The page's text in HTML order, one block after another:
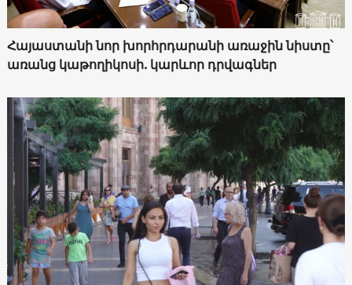
Հայաստանի նոր խորհրդարանի առաջին նիստը՝
առանց կաթողիկոսի. կարևոր դրվագներ